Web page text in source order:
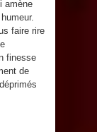
amène
faire rire
finesse
de